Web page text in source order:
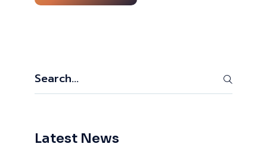
Latest News